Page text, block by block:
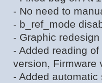
- No need to
- b_ref_mode
- Graphic
- Added reading
version, Firmware
- Added